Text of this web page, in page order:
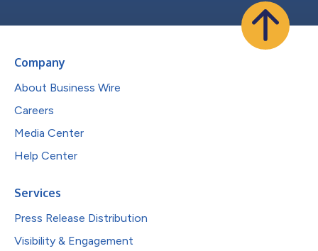
Company
About Business Wire
Careers
Media Center
Help Center
Services
Press Release Distribution
Visibility & Engagement